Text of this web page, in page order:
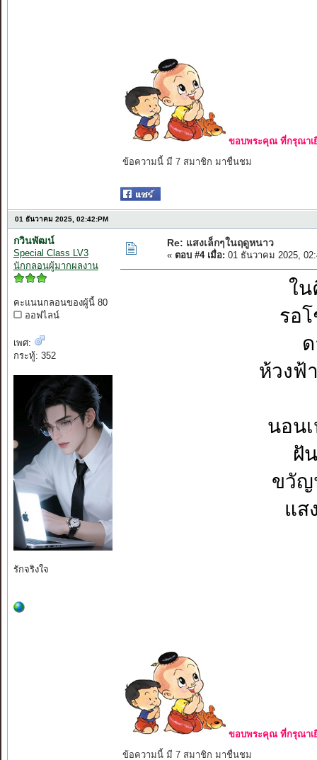
ขอบพระคุณ ที่กรุณาเ
ข้อความนี้ มี 7 สมาชิก มาชื่นชม
01 ธันวาคม 2025, 02:42:PM
กวินพัฒน์
Special Class LV3
นักกลอนผู้มากผลงาน
คะแนนกลอนของผู้นี้ 80
ออฟไลน์
เพศ:
กระทู้: 352
รักจริงใจ
Re: แสงเล็กๆในฤดูหนาว
« ตอบ #4 เมื่อ: 01 ธันวาคม 2025,
ใ
รอ
ห้วงฟ้
นอน
ฝั
ขวัญ
แส
ขอบพระคุณ ที่กรุณาเ
ข้อความนี้ มี 7 สมาชิก มาชื่นชม